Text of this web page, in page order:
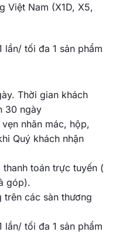
Việt Nam (X1D, X5,
lần/ tối đa 1 sản phẩm
Thời gian khách
30 ngày
nhãn mác, hộp,
Quý khách nhận
toán trực tuyến (
góp).
trên các sàn thương
lần/ tối đa 1 sản phẩm